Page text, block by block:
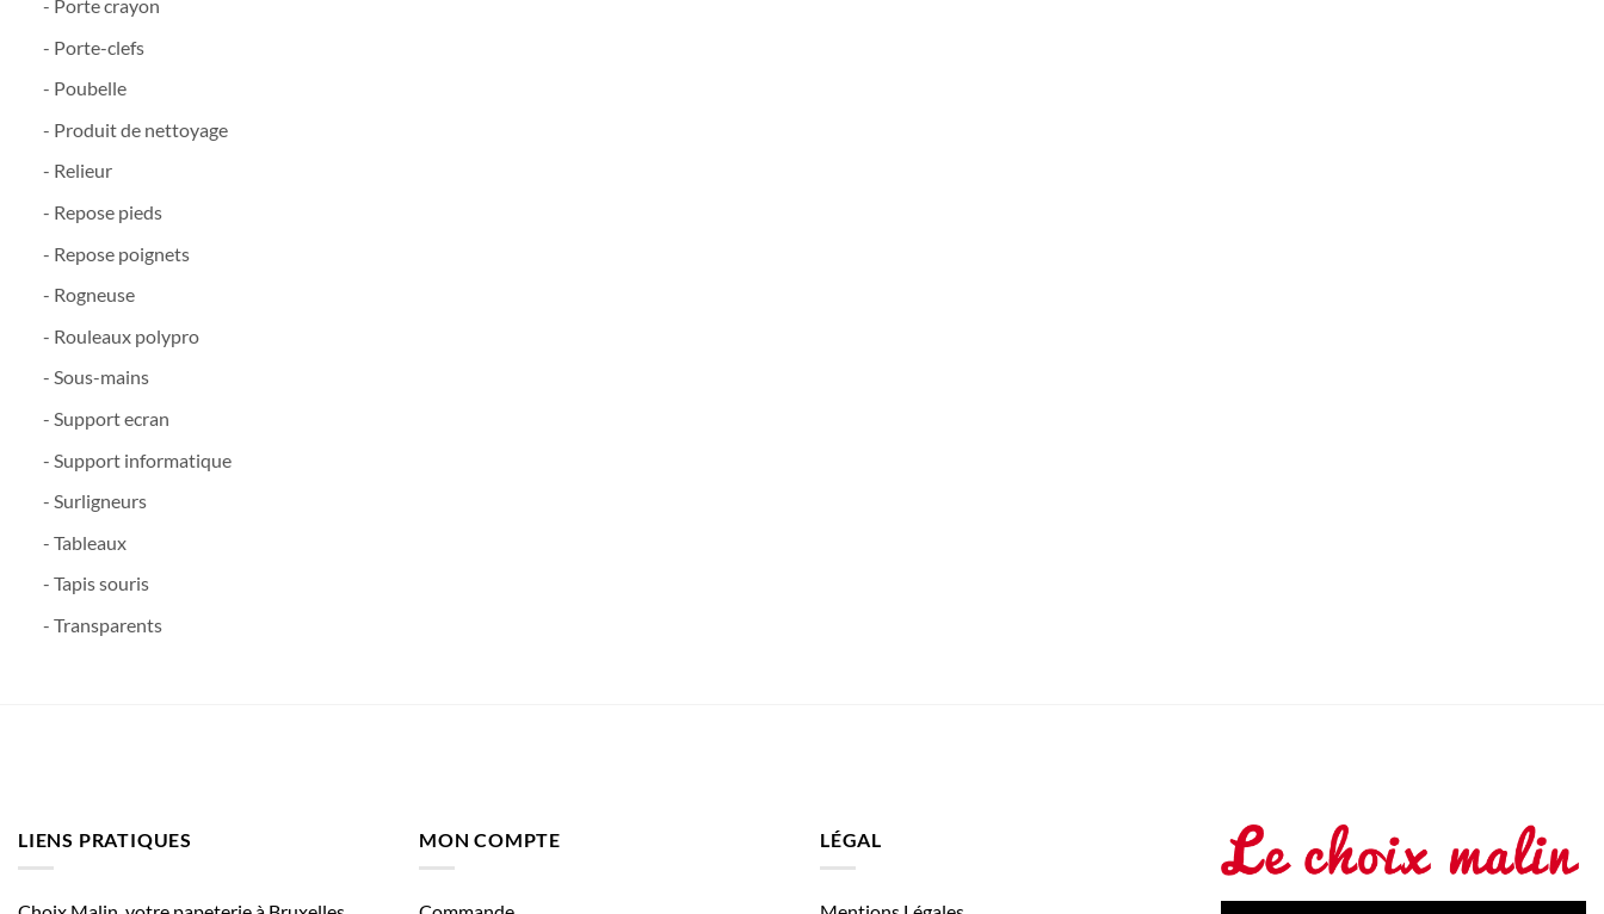
- Porte crayon
- Porte-clefs
- Poubelle
- Produit de nettoyage
- Relieur
- Repose pieds
- Repose poignets
- Rogneuse
- Rouleaux polypro
- Sous-mains
- Support ecran
- Support informatique
- Surligneurs
- Tableaux
- Tapis souris
- Transparents
LIENS PRATIQUES MON COMPTE LÉGAL